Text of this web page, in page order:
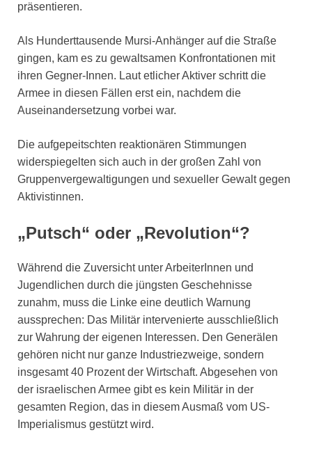
präsentieren.
Als Hunderttausende Mursi-Anhänger auf die Straße
gingen, kam es zu gewaltsamen Konfrontationen mit
ihren Gegner-Innen. Laut etlicher Aktiver schritt die
Armee in diesen Fällen erst ein, nachdem die
Auseinandersetzung vorbei war.
Die aufgepeitschten reaktionären Stimmungen
widerspiegelten sich auch in der großen Zahl von
Gruppenvergewaltigungen und sexueller Gewalt gegen
Aktivistinnen.
„Putsch“ oder „Revolution“?
Während die Zuversicht unter ArbeiterInnen und
Jugendlichen durch die jüngsten Geschehnisse
zunahm, muss die Linke eine deutlich Warnung
aussprechen: Das Militär intervenierte ausschließlich
zur Wahrung der eigenen Interessen. Den Generälen
gehören nicht nur ganze Industriezweige, sondern
insgesamt 40 Prozent der Wirtschaft. Abgesehen von
der israelischen Armee gibt es kein Militär in der
gesamten Region, das in diesem Ausmaß vom US-
Imperialismus gestützt wird.